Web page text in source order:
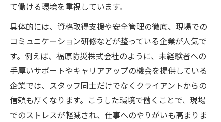
て働ける環境を重視しています。
具体的には、資格取得支援や安全管理の徹底、現場での
コミュニケーション研修などが整っている企業が人気で
す。例えば、福原防災株式会社のように、未経験者への
手厚いサポートやキャリアアップの機会を提供している
企業では、スタッフ同士だけでなくクライアントからの
信頼も厚くなります。こうした環境で働くことで、現場
でのストレスが軽減され、仕事へのやりがいも高まりま